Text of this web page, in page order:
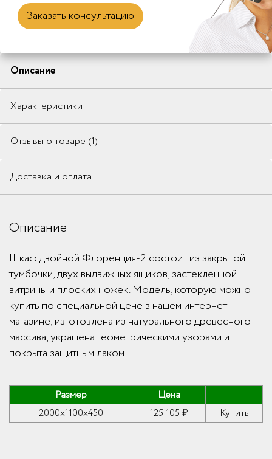
Заказать консультацию
Описание
Характеристики
Отзывы о товаре (1)
Доставка и оплата
Описание
Шкаф двойной Флоренция-2 состоит из закрытой
тумбочки, двух выдвижных ящиков, застеклённой
витрины и плоских ножек. Модель, которую можно
купить по специальной цене в нашем интернет-
магазине, изготовлена из натурального древесного
массива, украшена геометрическими узорами и
покрыта защитным лаком.
Размер
Цена
2000x1100x450
125 105 ₽ Купить